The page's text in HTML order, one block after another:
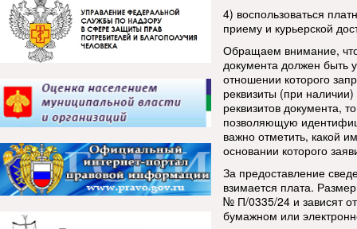
4) воспользоваться
приему и курьерской
Обращаем внимание,
документа должен быть
отношении которого
реквизиты (при
реквизитов документа,
позволяющую
важно отметить, какой
основании которого
За предоставление
взимается плата.
№ П/0335/24 и зависят
бумажном или